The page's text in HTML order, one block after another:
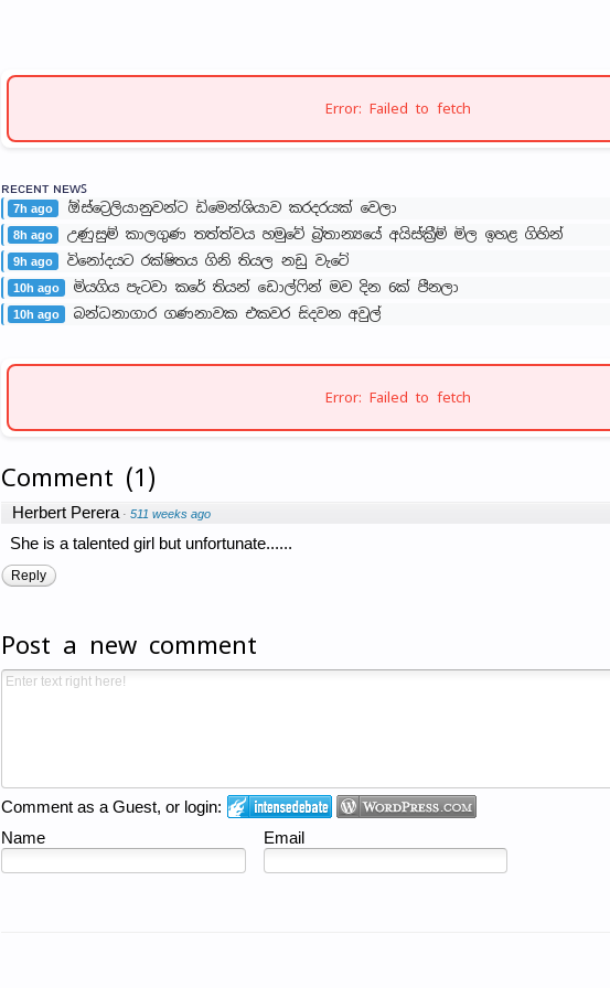
Error: Failed to fetch
ʀᴇᴄᴇɴᴛ ɴᴇᴡꜱ
7h ago ඕස්ට්‍රෙලියානුවන්ට ඩිමෙන්ශියාව කරදරයක් වෙලා
8h ago උණුසුම් කාලගුණ තත්ත්වය හමුවේ බ්‍රිතාන්‍යයේ අයිස්ක්‍රීම් මිල ඉහළ ගිහින්
9h ago විනෝදයට රක්ෂිතය ගිනි තියල නඩු වැටේ
10h ago මියගිය පැටවා කරේ තියන් ඩොල්ෆින් මව දින 6ක් පීනලා
10h ago බන්ධනාගාර ගණනාවක එකවර සිදවන අවුල්
Error: Failed to fetch
Comment (1 )
Herbert Perera · 511 weeks ago
She is a talented girl but unfortunate......
Reply
Post a new comment
Comment as a Guest, or login:
Name
Email